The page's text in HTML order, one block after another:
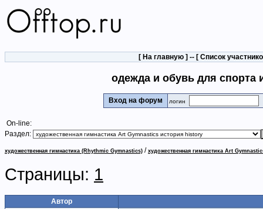
[ На главную ] -- [ Список
одежда и обувь для спорта
Вход на форум логин
On-line:
Раздел:
художественная гимнастика (Rhythmic Gymnastics) / художественная гимнастика Art
Страницы: 1
Автор